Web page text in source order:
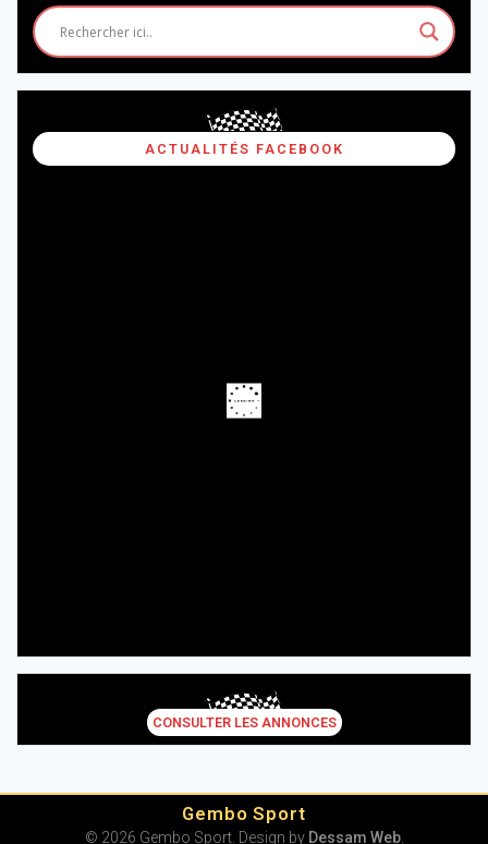
ACTUALITÉS FACEBOOK
CONSULTER LES ANNONCES
Gembo Sport
© 2026 Gembo Sport. Design by Dessam Web.